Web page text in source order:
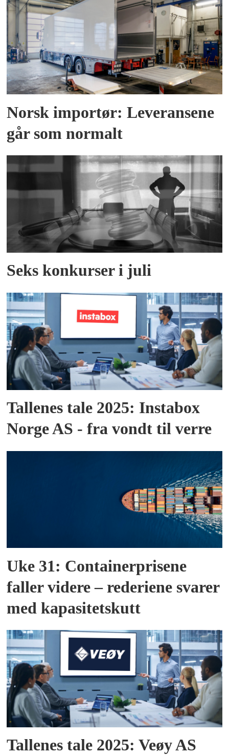
Norsk importør: Leveransene
går som normalt
Seks konkurser i juli
Tallenes tale 2025: Instabox
Norge AS - fra vondt til verre
Uke 31: Containerprisene
faller videre – rederiene svarer
med kapasitetskutt
Tallenes tale 2025: Veøy AS